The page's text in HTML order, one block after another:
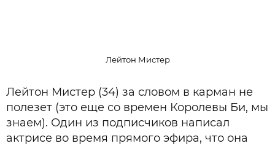
Лейтон Мистер
Лейтон Мистер (34) за словом в карман не
полезет (это еще со времен Королевы Би, мы
знаем). Один из подписчиков написал
актрисе во время прямого эфира, что она